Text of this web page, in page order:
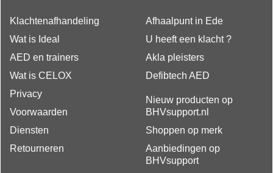
Klachtenafhandeling
Wat is Ideal
AED en trainers
Wat is CELOX
Privacy
Voorwaarden
Diensten
Retourneren
Afhaalpunt in Ede
U heeft een klacht ?
Akla pleisters
Defibtech AED
Nieuw producten op
BHVsupport.nl
Shoppen op merk
Aanbiedingen op
BHVsupport